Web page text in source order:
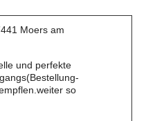
Moers am
und perfekte
so